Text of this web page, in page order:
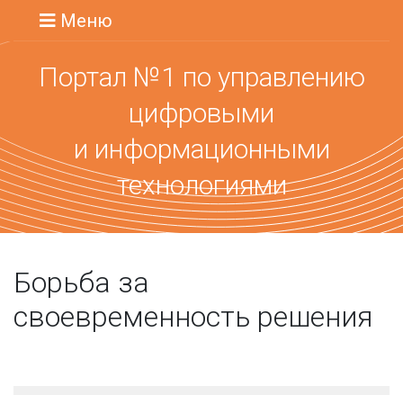
Меню
Портал №1 по управлению
цифровыми
и информационными
технологиями
Борьба за
своевременность решения